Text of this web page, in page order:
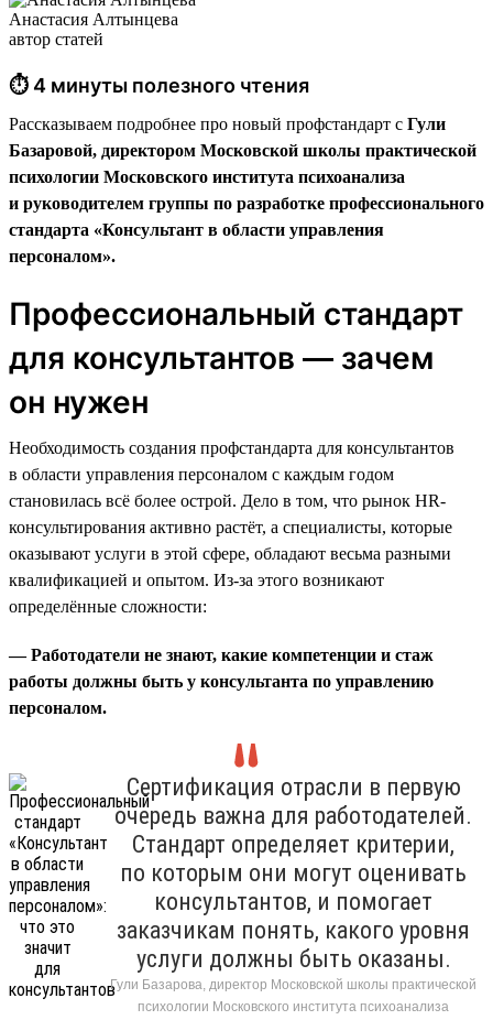
Анастасия Алтынцева
автор статей
⏱ 4 минуты полезного чтения
Рассказываем подробнее про новый профстандарт с Гули
Базаровой, директором Московской школы практической
психологии Московского института психоанализа
и руководителем группы по разработке профессионального
стандарта «Консультант в области управления
персоналом».
Профессиональный стандарт
для консультантов — зачем
он нужен
Необходимость создания профстандарта для консультантов
в области управления персоналом с каждым годом
становилась всё более острой. Дело в том, что рынок HR-
консультирования активно растёт, а специалисты, которые
оказывают услуги в этой сфере, обладают весьма разными
квалификацией и опытом. Из-за этого возникают
определённые сложности:
— Работодатели не знают, какие компетенции и стаж
работы должны быть у консультанта по управлению
персоналом.
Сертификация отрасли в первую
очередь важна для работодателей.
Стандарт определяет критерии,
по которым они могут оценивать
консультантов, и помогает
заказчикам понять, какого уровня
услуги должны быть оказаны.
Гули Базарова, директор Московской школы практической
психологии Московского института психоанализа